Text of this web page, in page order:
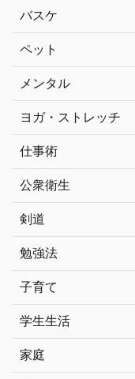
バスケ
ペット
メンタル
ヨガ・ストレッチ
仕事術
公衆衛生
剣道
勉強法
子育て
学生生活
家庭